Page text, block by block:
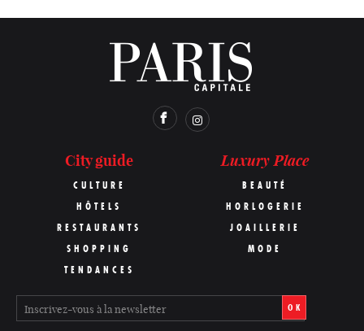
City guide
CULTURE
HÔTELS
RESTAURANTS
SHOPPING
TENDANCES
Luxury Place
BEAUTÉ
HORLOGERIE
JOAILLERIE
MODE
OK